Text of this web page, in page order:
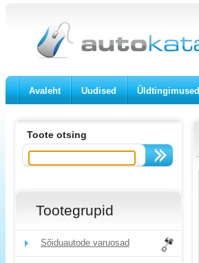
Avaleht Uudised Üldtingimused
Toote otsing
Tootegrupid
Sõiduautode varuosad